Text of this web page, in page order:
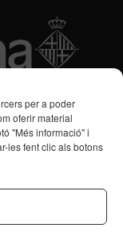
per a poder
oferir material
"Més informació" i
les fent clic als botons